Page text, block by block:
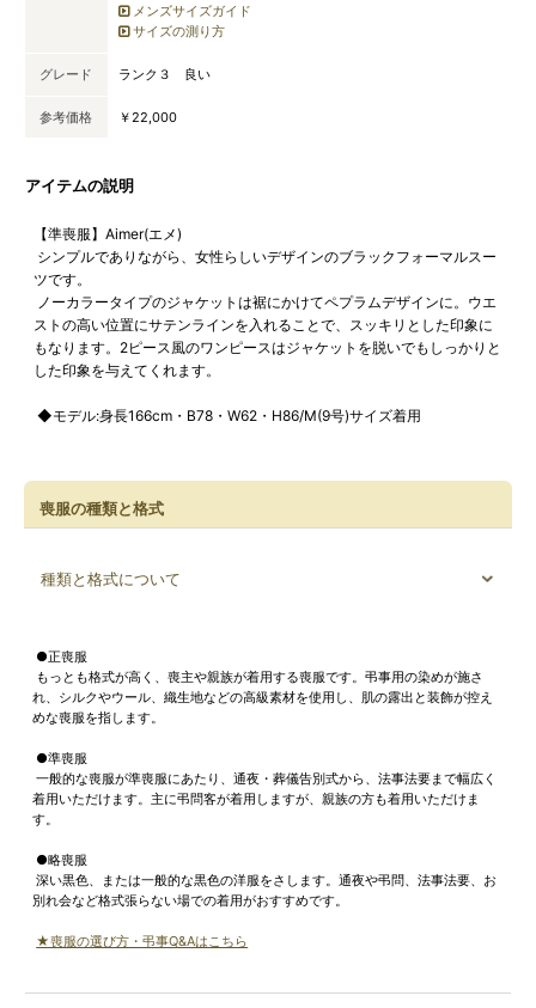
メンズサイズガイド
サイズの測り方
グレード ランク３ 良い
参考価格 ￥22,000
アイテムの説明
【準喪服】Aimer(エメ)
シンプルでありながら、女性らしいデザインのブラックフォーマルスー
ツです。
ノーカラータイプのジャケットは裾にかけてペプラムデザインに。ウエ
ストの高い位置にサテンラインを入れることで、スッキリとした印象に
もなります。2ピース風のワンピースはジャケットを脱いでもしっかりと
した印象を与えてくれます。
◆モデル:身長166cm・B78・W62・H86/M(9号)サイズ着用
喪服の種類と格式
種類と格式について
●正喪服
もっとも格式が高く、喪主や親族が着用する喪服です。弔事用の染めが施さ
れ、シルクやウール、織生地などの高級素材を使用し、肌の露出と装飾が控え
めな喪服を指します。
●準喪服
一般的な喪服が準喪服にあたり、通夜・葬儀告別式から、法事法要まで幅広く
着用いただけます。主に弔問客が着用しますが、親族の方も着用いただけま
す。
●略喪服
深い黒色、または一般的な黒色の洋服をさします。通夜や弔問、法事法要、お
別れ会など格式張らない場での着用がおすすめです。
★喪服の選び方・弔事Q&Aはこちら